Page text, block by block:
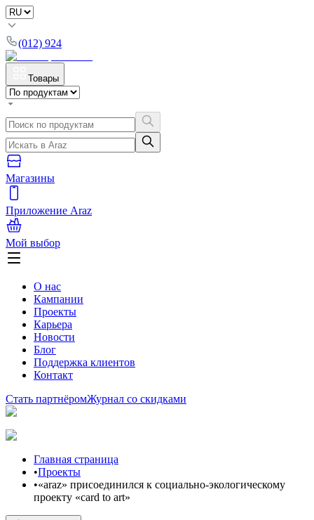
(012) 924
Товары
Магазины
Приложение Araz
Мой выбор
О нас
Кампании
Проекты
Карьера
Новости
Блог
Поддержка клиентов
Контакт
Стать партнёромЖурнал со скидками
Главная страница
•Проекты
•«araz» присоединился к социально-экологическому
проекту «card to art»